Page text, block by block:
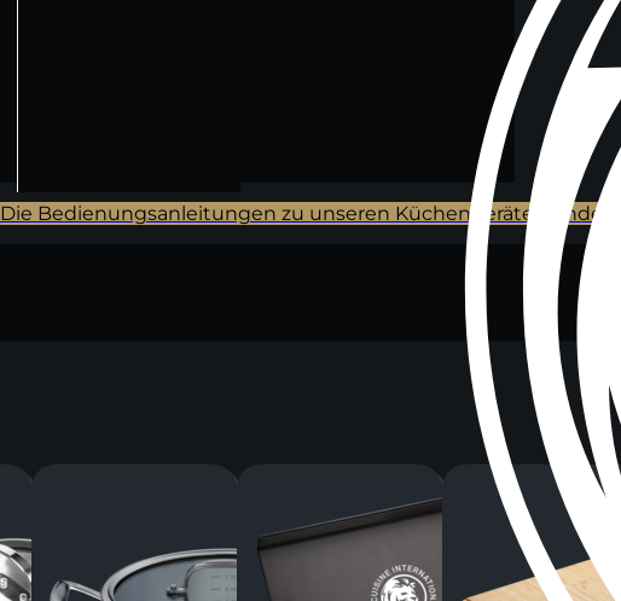
Die Bedienungsanleitungen zu unseren Küchengeräten findest